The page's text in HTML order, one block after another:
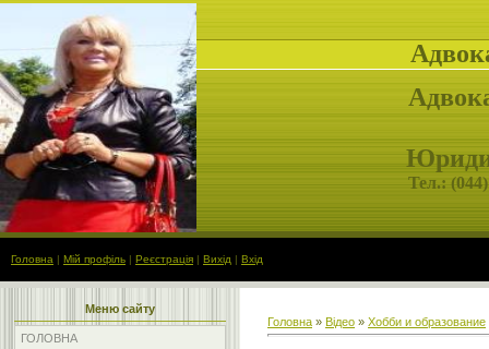
Тел.: (
Головна | Мій профіль | Реєстрація | Вихід | Вхід
Меню сайту
ГОЛОВНА
Головна » Відео » Хобби и образование